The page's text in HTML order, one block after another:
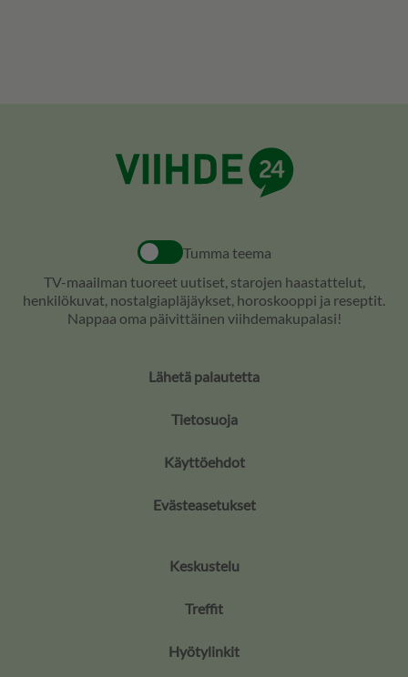
Tumma teema
TV-maailman tuoreet uutiset, starojen haastattelut,
henkilökuvat, nostalgiapläjäykset, horoskooppi ja reseptit.
Nappaa oma päivittäinen viihdemakupalasi!
Lähetä palautetta
Tietosuoja
Käyttöehdot
Evästeasetukset
Keskustelu
Treffit
Hyötylinkit